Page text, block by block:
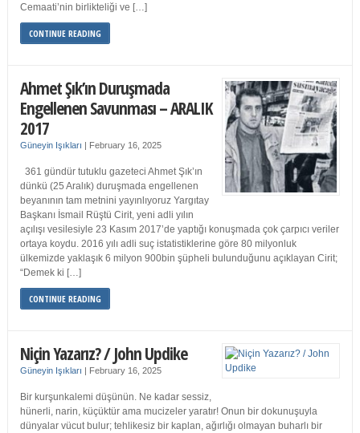
Cemaati’nin birlikteliği ve […]
CONTINUE READING
Ahmet Şık’ın Duruşmada
Engellenen Savunması – ARALIK
2017
Güneyin Işıkları | February 16, 2025
361 gündür tutuklu gazeteci Ahmet Şık’ın
dünkü (25 Aralık) duruşmada engellenen
beyanının tam metnini yayınlıyoruz Yargıtay
Başkanı İsmail Rüştü Cirit, yeni adli yılın
açılışı vesilesiyle 23 Kasım 2017’de yaptığı konuşmada çok çarpıcı veriler
ortaya koydu. 2016 yılı adli suç istatistiklerine göre 80 milyonluk
ülkemizde yaklaşık 6 milyon 900bin şüpheli bulunduğunu açıklayan Cirit;
“Demek ki […]
CONTINUE READING
Niçin Yazarız? / John Updike
Güneyin Işıkları | February 16, 2025
Bir kurşunkalemi düşünün. Ne kadar sessiz,
hünerli, narin, küçüktür ama mucizeler yaratır! Onun bir dokunuşuyla
dünyalar vücut bulur; tehlikesiz bir kaplan, ağırlığı olmayan buharlı bir